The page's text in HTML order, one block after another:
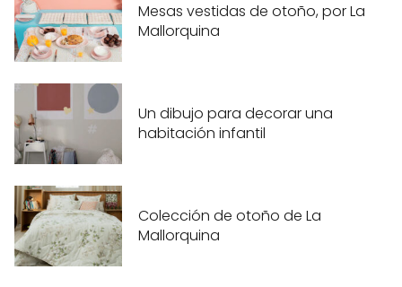
Mesas vestidas de otoño, por La
Mallorquina
Un dibujo para decorar una
habitación infantil
Colección de otoño de La
Mallorquina